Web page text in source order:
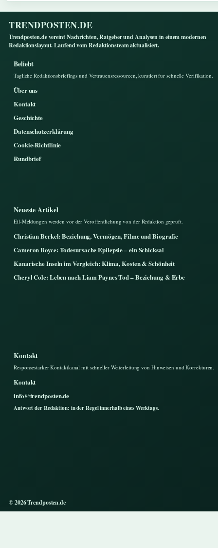
TRENDPOSTEN.DE
Trendposten.de vereint Nachrichten, Ratgeber und Analysen in einem modernen
Redaktionslayout. Laufend vom Redaktionsteam aktualisiert.
Beliebt
Tagliche Redaktionsbriefings und Vertrauensressourcen, kuratiert fur schnelle Verifikation.
Über uns
Kontakt
Geschichte
Datenschutzerklärung
Cookie-Richtlinie
Rundbrief
Neueste Artikel
Eil-Meldungen werden vor der Veroffentlichung von der Redaktion gepruft.
Christian Berkel: Beziehung, Vermögen, Filme und Biografie
Cameron Boyce: Todesursache Epilepsie – ein Schicksal
Kanarische Inseln im Vergleich: Klima, Kosten & Schönheit
Cheryl Cole: Leben nach Liam Paynes Tod – Beziehung & Erbe
Kontakt
Responsestarker Kontaktkanal mit schneller Weiterleitung von Hinweisen und Korrekturen.
Kontakt
info@trendposten.de
Antwort der Redaktion: in der Regel innerhalb eines Werktags.
© 2026 Trendposten.de